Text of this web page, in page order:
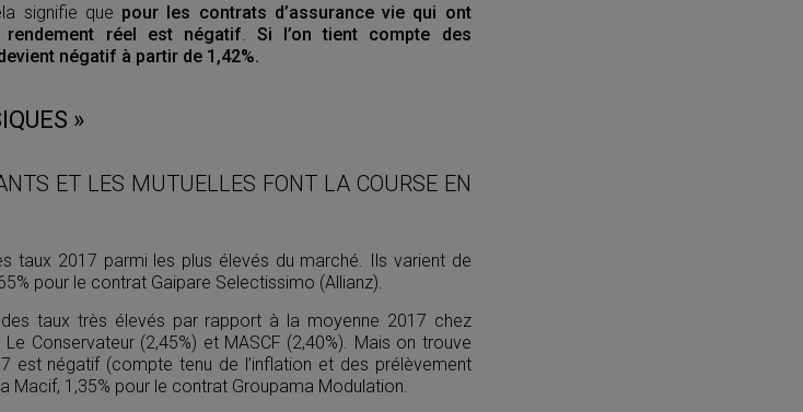
signifie que pour les contrats d’assurance vie qui ont
réel est négatif
Si l’on tient compte des
négatif à partir de 1,42%.
»
ET LES MUTUELLES FONT LA COURSE EN
taux 2017 parmi les plus élevés du marché. Ils varient de
pour le contrat Gaipare Selectissimo (Allianz).
taux très élevés par rapport à la moyenne 2017 chez
Conservateur (2,45%) et MASCF (2,40%). Mais on trouve
est négatif (compte tenu de l’inflation et des prélèvement
Macif, 1,35% pour le contrat Groupama Modulation.